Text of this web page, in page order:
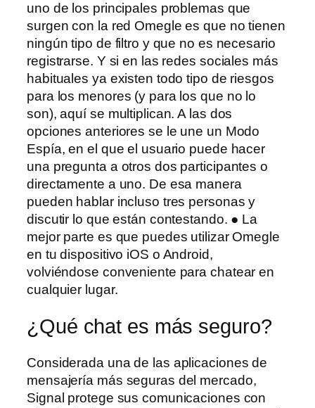
uno de los principales problemas que
surgen con la red Omegle es que no tienen
ningún tipo de filtro y que no es necesario
registrarse. Y si en las redes sociales más
habituales ya existen todo tipo de riesgos
para los menores (y para los que no lo
son), aquí se multiplican. A las dos
opciones anteriores se le une un Modo
Espía, en el que el usuario puede hacer
una pregunta a otros dos participantes o
directamente a uno. De esa manera
pueden hablar incluso tres personas y
discutir lo que están contestando. ● La
mejor parte es que puedes utilizar Omegle
en tu dispositivo iOS o Android,
volviéndose conveniente para chatear en
cualquier lugar.
¿Qué chat es más seguro?
Considerada una de las aplicaciones de
mensajería más seguras del mercado,
Signal protege sus comunicaciones con